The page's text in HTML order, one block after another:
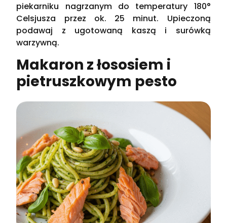
piekarniku nagrzanym do temperatury 180°
Celsjusza przez ok. 25 minut. Upieczoną
podawaj z ugotowaną kaszą i surówką
warzywną.
Makaron z łososiem i
pietruszkowym pesto